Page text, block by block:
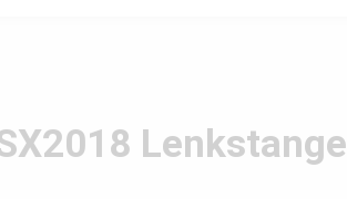
Lenkstange